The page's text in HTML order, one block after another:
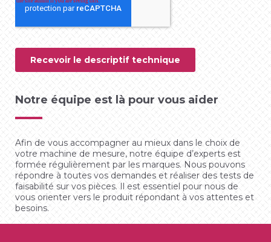
Notre équipe est là pour vous aider
Afin de vous accompagner au mieux dans le choix de
votre machine de mesure, notre équipe d’experts est
formée régulièrement par les marques. Nous pouvons
répondre à toutes vos demandes et réaliser des tests de
faisabilité sur vos pièces. Il est essentiel pour nous de
vous orienter vers le produit répondant à vos attentes et
besoins.